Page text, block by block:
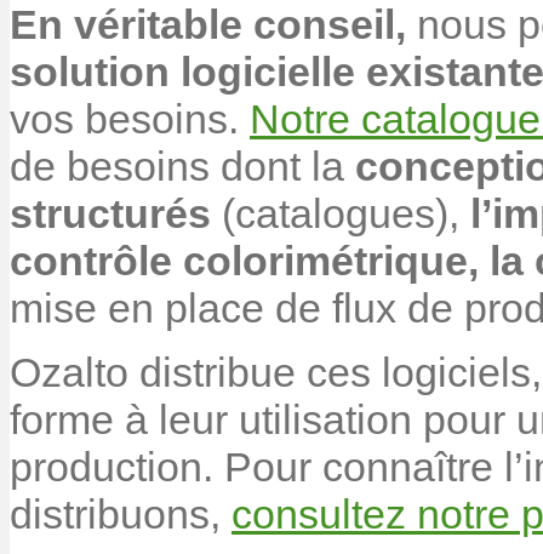
En véritable conseil, nous
solution logicielle existante
vos besoins. Notre
de besoins dont la
structurés (catalogues),
contrôle colorimétrique, la
mise en place de flux de
Ozalto distribue ces
forme à leur utilisation pour
production. Pour connaître
distribuons, consultez notre